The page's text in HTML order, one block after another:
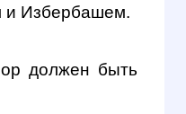
и Избербашем.
должен быть